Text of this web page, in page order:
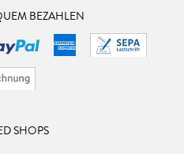
BEZAHLEN
SHOPS